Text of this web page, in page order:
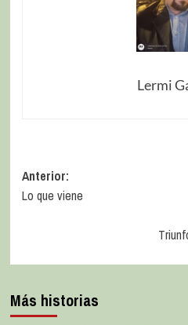
Lermi
Anterior:
Lo que viene
Más historias